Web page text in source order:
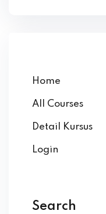
Home
All Courses
Detail Kursus
Login
Search